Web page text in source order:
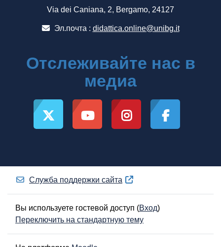
Via dei Caniana, 2, Bergamo, 24127
Эл.почта : didattica.online@unibg.it
Отслеживайте нас в
медиа
Служба поддержки сайта
Вы используете гостевой доступ (Вход)
Переключить на стандартную тему